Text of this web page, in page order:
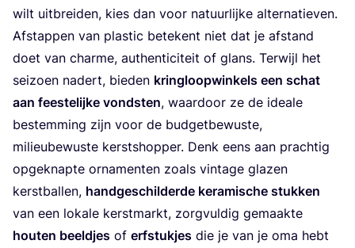
wilt uit­brei­den, kies dan voor natuur­lij­ke alternatieven.
Afstap­pen van plas­tic bete­kent niet dat je afstand
doet van char­me, authen­ti­ci­teit of glans. Ter­wijl het
sei­zoen nadert, bie­den kring­loop­win­kels een schat
aan fees­te­lij­ke vond­sten, waar­door ze de ide­a­le
bestem­ming zijn voor de bud­get­be­wus­te,
mili­eu­be­wus­te kerst­shop­per. Denk eens aan prach­tig
opge­knap­te orna­men­ten zoals vin­ta­ge gla­zen
kerst­bal­len, hand­ge­schil­der­de kera­mi­sche stuk­ken
van een loka­le kerst­markt, zorg­vul­dig gemaak­te
hou­ten beeld­jes of erf­stuk­jes die je van je oma hebt